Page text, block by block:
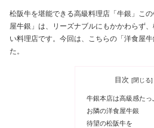
松阪牛を堪能できる高級料理店「牛銀」こ
屋牛銀」は、リーズナブルにもかかわらず
い料理店です。今回は、こちらの「洋食屋
た。
目次
牛銀本店は高級感たっ
お隣の洋食屋牛銀
待望の松阪牛を